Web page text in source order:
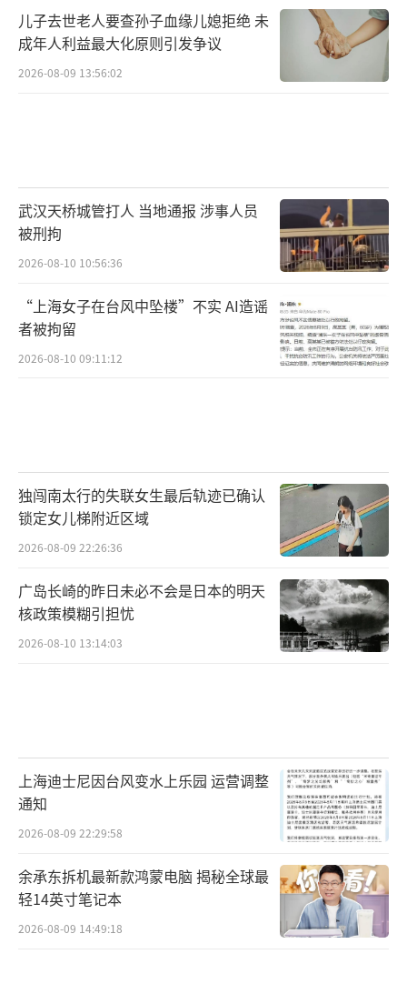
儿子去世老人要查孙子血缘儿媳拒绝 未
成年人利益最大化原则引发争议
2026-08-09 13:56:02
武汉天桥城管打人 当地通报 涉事人员
被刑拘
2026-08-10 10:56:36
“上海女子在台风中坠楼”不实 AI造谣
者被拘留
2026-08-10 09:11:12
独闯南太行的失联女生最后轨迹已确认
锁定女儿梯附近区域
2026-08-09 22:26:36
广岛长崎的昨日未必不会是日本的明天
核政策模糊引担忧
2026-08-10 13:14:03
上海迪士尼因台风变水上乐园 运营调整
通知
2026-08-09 22:29:58
余承东拆机最新款鸿蒙电脑 揭秘全球最
轻14英寸笔记本
2026-08-09 14:49:18